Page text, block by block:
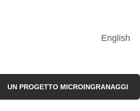
English
UN PROGETTO MICROINGRANAGGI